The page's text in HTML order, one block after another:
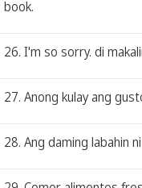
book.
26. I'm so sorry. di
27. Anong kulay ang
28. Ang daming labahin